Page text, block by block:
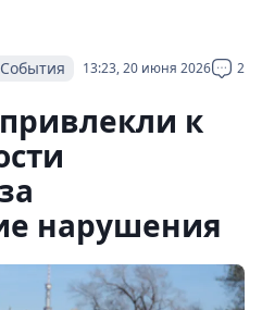
13:23, 20 июня 2026 2
События
к
нарушения